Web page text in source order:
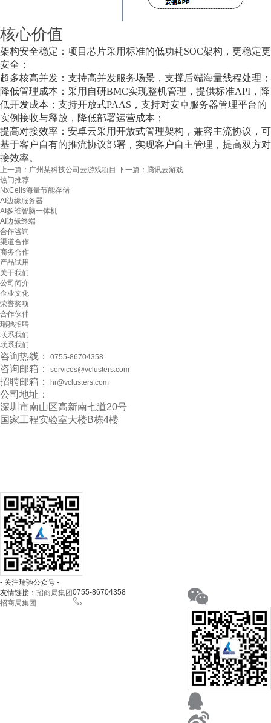
核心价值
架构安全稳定：项目芯片采用标准的低功耗SOC架构，更稳定更
安全；
超多核高并发：支持高并发服务场景，支撑后端海量线程处理；
降低管理成本：采用自研BMC实现整机管理，提供标准API，降
低开发成本；支持开放式PAAS，支持对安卓服务器管理平台的
实例接收与释放，降低部署运营成本；
提高对接效率：安卓云采用开放式管理架构，兼容主流协议，可
基于客户自有的推流协议部署，实现客户自主管理，提高双方对
接效率。
上一篇：广州某科技公司云游戏项目 下一篇：腾讯云游戏
热门推荐
NxCells海量节能存储
AI边缘服务器
AI多维智脑一体机
AI边缘终端
合作咨询
渠道合作
商务合作
产品试用
关于我们
公司简介
企业文化
荣誉奖项
合作伙伴
瑞驰招聘
联系我们
联系我们
咨询热线： 0755-86704358
咨询邮箱： services@vclusters.com
招聘邮箱： hr@vclusters.com
公司地址：
深圳市南山区高新南七道20号
国家工程实验室大楼B栋4楼
- 关注瑞驰公众号 -
友情链接： 招商局集团
招商局集团
0755-86704358